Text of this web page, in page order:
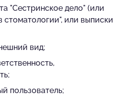
"Сестринское дело" (или
стоматологии", или выписки
вид;
пользователь;